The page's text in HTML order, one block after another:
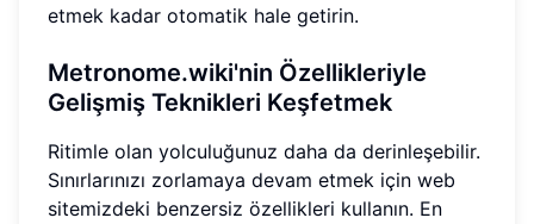
etmek kadar otomatik hale getirin.
Metronome.wiki'nin Özellikleriyle
Gelişmiş Teknikleri Keşfetmek
Ritimle olan yolculuğunuz daha da derinleşebilir.
Sınırlarınızı zorlamaya devam etmek için web
sitemizdeki benzersiz özellikleri kullanın. En